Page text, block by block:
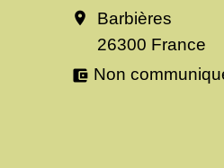
location_on
Barbières
26300 France
account_balance_wallet Non